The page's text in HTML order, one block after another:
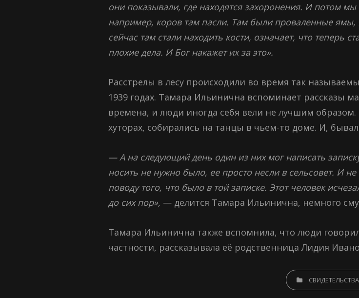
они показывали, где находятся захоронения. И потом
например, коров там пасли. Там были проваленные ямы,
сейчас там стали находить кости, означает, что теперь
плохие дела. И Бог накажет их за это».
Расстрелы в лесу происходили во время так
1939 годах. Тамара Ильинична вспоминает рассказы
времена, и люди иногда себя вели не лучшим
хуторах, собирались на танцы в чьем-то доме. И,
— А на следующий день один из них мог написать
носить не нужно было, ее просто несли в сельсовет. И
поводу того, что было в той записке. Этот человек
до сих пор», — делится Тамара Ильинична, немного
Тамара Ильинична также вспомнила, что люди
частности, рассказывала её родственница Лидия
CATEGORIESСВИДЕТЕЛЬСТВА